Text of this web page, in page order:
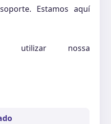
Estamos aquí
utilizar nossa